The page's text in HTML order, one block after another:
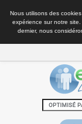
Nous utilisons des
expérience sur notre
dernier, nous